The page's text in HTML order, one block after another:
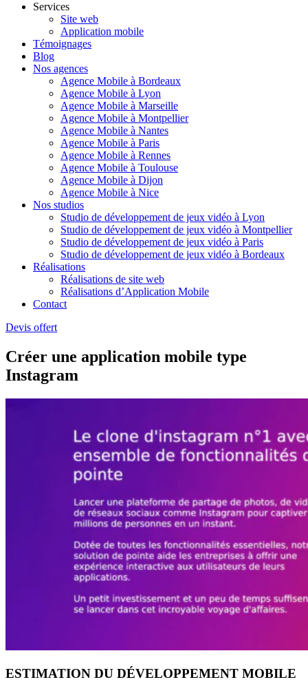
Services
Site web
Application mobile
Témoignages
Blog
Nos agences
Agence Mobile à Bordeaux
Agence Mobile à Lyon
Agence Mobile à Marseille
Agence Mobile à Montpellier
Agence Mobile à Nantes
Agence Mobile à Paris
Agence Mobile à Rennes
Agence Mobile à Toulouse
Agence Mobile à Dijon
Agence Mobile à Nice
Nos studios
Studio de développement de jeux vidéo à Lyon
Studio de développement de jeux vidéo à Montpellier
Studio de développement de jeux vidéo à Paris
Studio de développement de jeux vidéo à Bordeaux
Réalisations
Réalisations de site web
Réalisations d’Application Mobile
Contact
Devis offert
Créer une application mobile type
Instagram
ESTIMATION DU DÉVELOPPEMENT MOBILE